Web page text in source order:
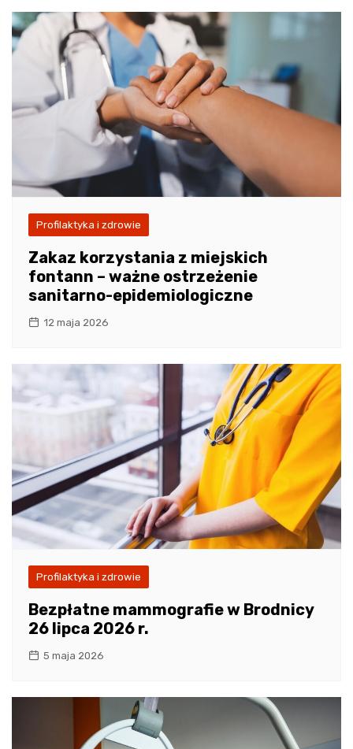
Profilaktyka i zdrowie
Zakaz korzystania z miejskich
fontann – ważne ostrzeżenie
sanitarno-epidemiologiczne
12 maja 2026
Profilaktyka i zdrowie
Bezpłatne mammografie w Brodnicy
26 lipca 2026 r.
5 maja 2026